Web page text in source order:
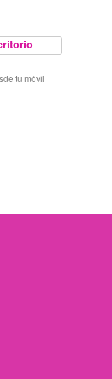
tu móvil